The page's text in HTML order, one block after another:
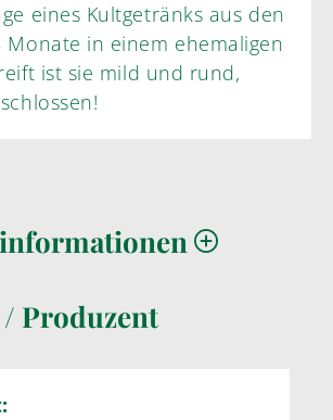
aus den
Monate in einem ehemaligen
und rund,
Produzent